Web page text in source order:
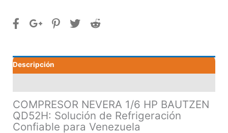
Descripción
COMPRESOR NEVERA 1/6 HP BAUTZEN
QD52H: Solución de Refrigeración
Confiable para Venezuela